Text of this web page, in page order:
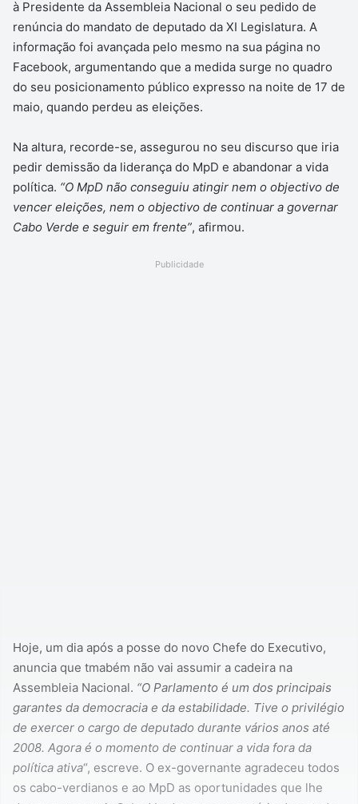
à Presidente da Assembleia Nacional o seu pedido de
renúncia do mandato de deputado da XI Legislatura. A
informação foi avançada pelo mesmo na sua página no
Facebook, argumentando que a medida surge no quadro
do seu posicionamento público expresso na noite de 17 de
maio, quando perdeu as eleições.
Na altura, recorde-se, assegurou no seu discurso que iria
pedir demissão da liderança do MpD e abandonar a vida
política. “O MpD não conseguiu atingir nem o objectivo de
vencer eleições, nem o objectivo de continuar a governar
Cabo Verde e seguir em frente”, afirmou.
Publicidade
Hoje, um dia após a posse do novo Chefe do Executivo,
anuncia que tmabém não vai assumir a cadeira na
Assembleia Nacional. “O Parlamento é um dos principais
garantes da democracia e da estabilidade. Tive o privilégio
de exercer o cargo de deputado durante vários anos até
2008. Agora é o momento de continuar a vida fora da
política ativa“, escreve. O ex-governante agradeceu todos
os cabo-verdianos e ao MpD as oportunidades que lhe